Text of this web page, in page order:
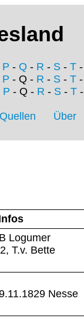
P - Q - R - S - T -
P - Q - R - S - T -
P - Q - R - S- T-
Quellen Über
Logumer
T.v. Bette
Nesse